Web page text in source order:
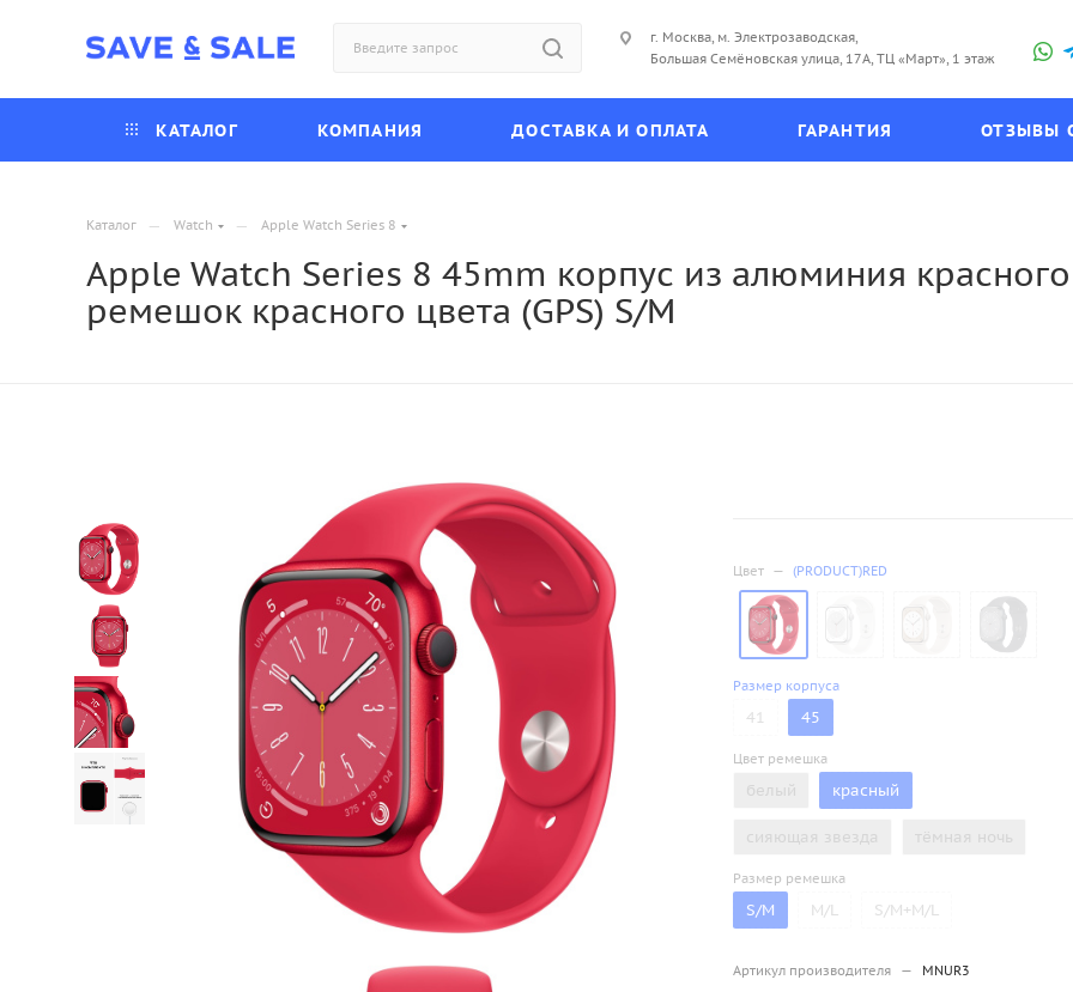
г. Москва, м. Электрозаводская,
Большая Семёновская улица, 17А, ТЦ «Март», 1 этаж
КАТАЛОГ КОМПАНИЯ ДОСТАВКА И ОПЛАТА ГАРАНТИЯ ОТЗЫВЫ
Каталог — Watch — Apple Watch Series 8
Apple Watch Series 8 45mm корпус из алюминия
ремешок красного цвета (GPS) S/M
Цвет — (PRODUCT)RED
Размер корпуса
41 45
Цвет ремешка
белый красный
сияющая звезда тёмная ночь
Размер ремешка
S/M M/L S/M+M/L
Артикул производителя — MNUR3